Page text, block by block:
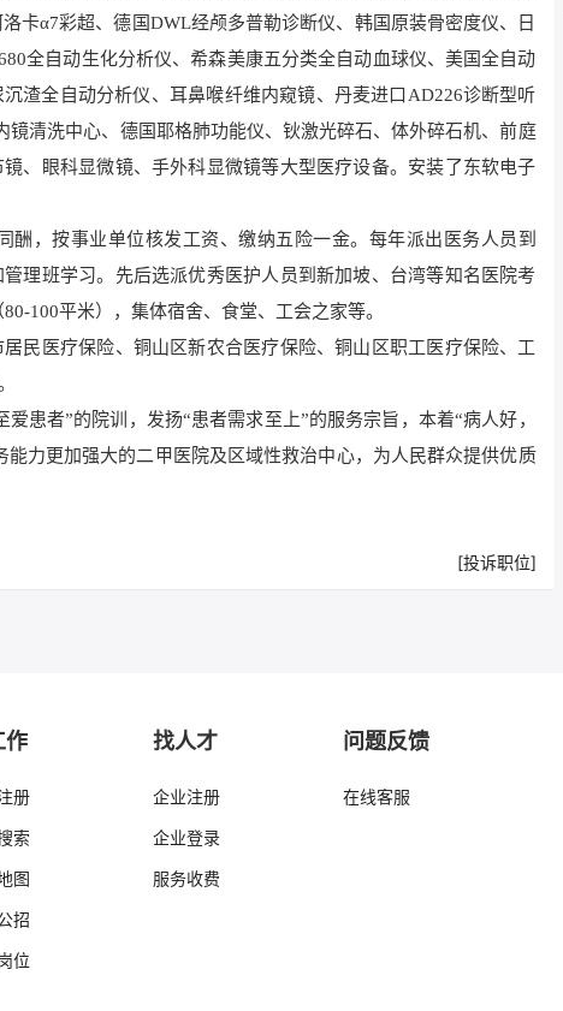
卡α7彩超、德国DWL经颅多普勒诊断仪、韩国原装骨密度仪、日
全自动生化分析仪、希森美康五分类全自动血球仪、美国全自动
渣全自动分析仪、耳鼻喉纤维内窥镜、丹麦进口AD226诊断型听
清洗中心、德国耶格肺功能仪、钬激光碎石、体外碎石机、前庭
、眼科显微镜、手外科显微镜等大型医疗设备。安装了东软电子
，按事业单位核发工资、缴纳五险一金。每年派出医务人员到
理班学习。先后选派优秀医护人员到新加坡、台湾等知名医院考
100平米），集体宿舍、食堂、工会之家等。
民医疗保险、铜山区新农合医疗保险、铜山区职工医疗保险、工
患者”的院训，发扬“患者需求至上”的服务宗旨，本着“病人好，
力更加强大的二甲医院及区域性救治中心，为人民群众提供优质
[投诉职位]
作
册
索
图
招
位
找人才
企业注册
企业登录
服务收费
问题反馈
在线客服